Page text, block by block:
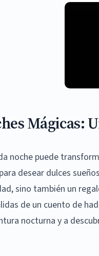
Mágicas:
noche puede
desear dulces
sino también un
de un cuento de
nocturna y a